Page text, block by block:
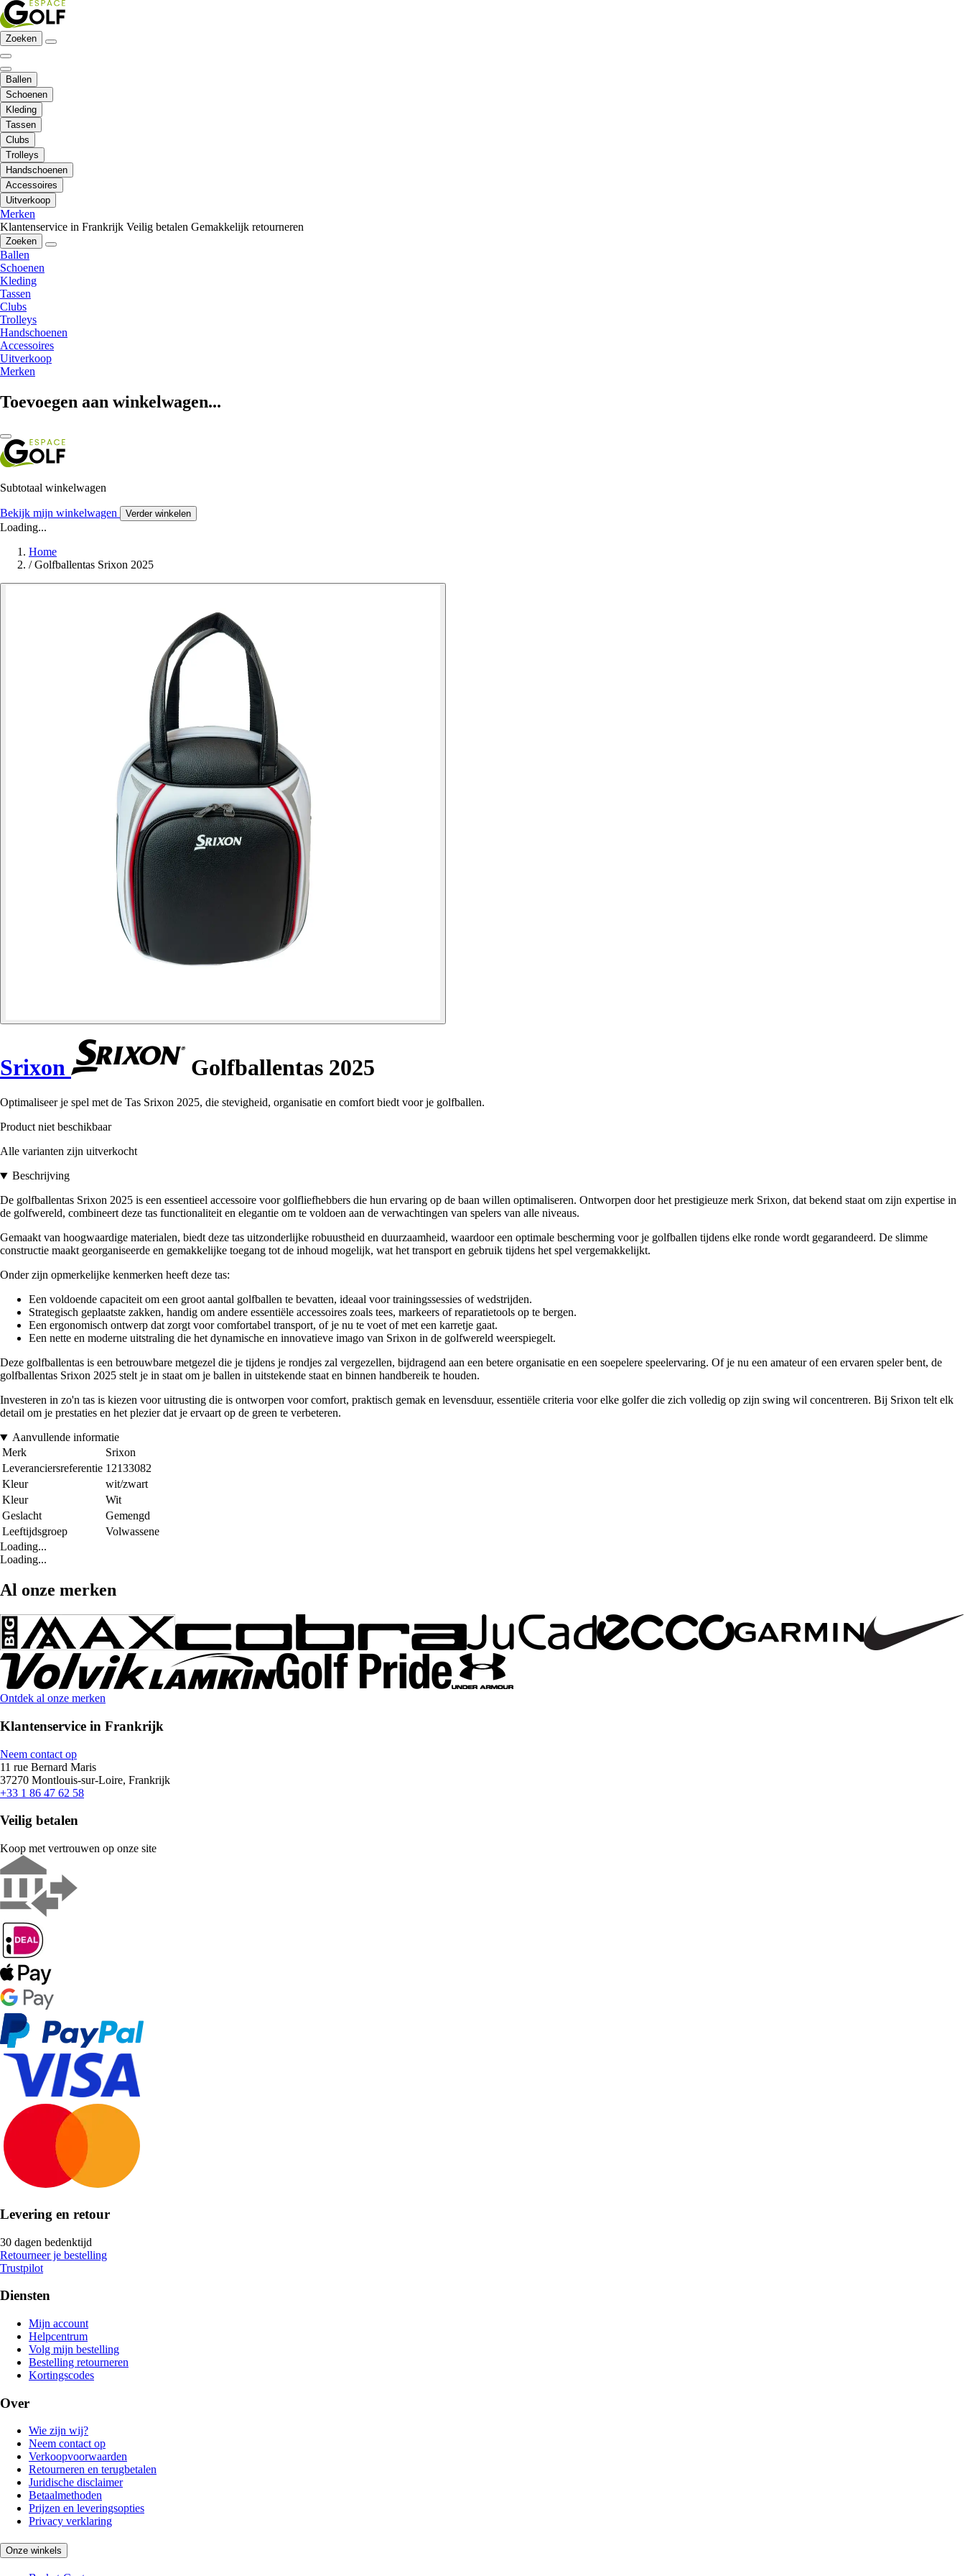
Zoeken
Ballen
Schoenen
Kleding
Tassen
Clubs
Trolleys
Handschoenen
Accessoires
Uitverkoop
Merken
Klantenservice in Frankrijk Veilig betalen Gemakkelijk retourneren
Zoeken
Ballen
Schoenen
Kleding
Tassen
Clubs
Trolleys
Handschoenen
Accessoires
Uitverkoop
Merken
Toevoegen aan winkelwagen...
Subtotaal winkelwagen
Bekijk mijn winkelwagen Verder winkelen
Loading...
Home
/ Golfballentas Srixon 2025
Srixon Golfballentas 2025
Optimaliseer je spel met de Tas Srixon 2025, die stevigheid, organisatie en comfort biedt voor je golfballen.
Product niet beschikbaar
Alle varianten zijn uitverkocht
Beschrijving
De golfballentas Srixon 2025 is een essentieel accessoire voor golfliefhebbers die hun ervaring op de baan willen optimaliseren. Ontworpen door het prestigieuze merk Srixon, dat bekend staat om zijn expertise in
de golfwereld, combineert deze tas functionaliteit en elegantie om te voldoen aan de verwachtingen van spelers van alle niveaus.
Gemaakt van hoogwaardige materialen, biedt deze tas uitzonderlijke robuustheid en duurzaamheid, waardoor een optimale bescherming voor je golfballen tijdens elke ronde wordt gegarandeerd. De slimme
constructie maakt georganiseerde en gemakkelijke toegang tot de inhoud mogelijk, wat het transport en gebruik tijdens het spel vergemakkelijkt.
Onder zijn opmerkelijke kenmerken heeft deze tas:
Een voldoende capaciteit om een groot aantal golfballen te bevatten, ideaal voor trainingssessies of wedstrijden.
Strategisch geplaatste zakken, handig om andere essentiële accessoires zoals tees, markeers of reparatietools op te bergen.
Een ergonomisch ontwerp dat zorgt voor comfortabel transport, of je nu te voet of met een karretje gaat.
Een nette en moderne uitstraling die het dynamische en innovatieve imago van Srixon in de golfwereld weerspiegelt.
Deze golfballentas is een betrouwbare metgezel die je tijdens je rondjes zal vergezellen, bijdragend aan een betere organisatie en een soepelere speelervaring. Of je nu een amateur of een ervaren speler bent, de
golfballentas Srixon 2025 stelt je in staat om je ballen in uitstekende staat en binnen handbereik te houden.
Investeren in zo'n tas is kiezen voor uitrusting die is ontworpen voor comfort, praktisch gemak en levensduur, essentiële criteria voor elke golfer die zich volledig op zijn swing wil concentreren. Bij Srixon telt elk
detail om je prestaties en het plezier dat je ervaart op de green te verbeteren.
Aanvullende informatie
Merk
Srixon
Leveranciersreferentie 12133082
Kleur
wit/zwart
Kleur
Wit
Geslacht
Gemengd
Leeftijdsgroep
Volwassene
Loading...
Loading...
Al onze merken
Ontdek al onze merken
Klantenservice in Frankrijk
Neem contact op
11 rue Bernard Maris
37270 Montlouis-sur-Loire, Frankrijk
+33 1 86 47 62 58
Veilig betalen
Koop met vertrouwen op onze site
Levering en retour
30 dagen bedenktijd
Retourneer je bestelling
Trustpilot
Diensten
Mijn account
Helpcentrum
Volg mijn bestelling
Bestelling retourneren
Kortingscodes
Over
Wie zijn wij?
Neem contact op
Verkoopvoorwaarden
Retourneren en terugbetalen
Juridische disclaimer
Betaalmethoden
Prijzen en leveringsopties
Privacy verklaring
Onze winkels